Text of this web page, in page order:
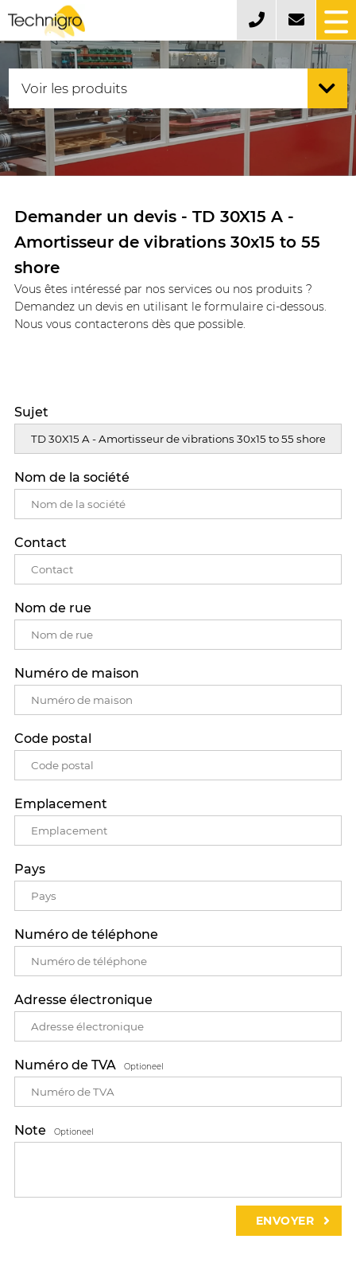
Demander un devis - TD 30X15 A -
Amortisseur de vibrations 30x15 to 55
shore
Vous êtes intéressé par nos services ou nos produits ?
Demandez un devis en utilisant le formulaire ci-dessous.
Nous vous contacterons dès que possible.
Sujet
Nom de la société
Contact
Nom de rue
Numéro de maison
Code postal
Emplacement
Pays
Numéro de téléphone
Adresse électronique
Numéro de TVA Optioneel
Note Optioneel